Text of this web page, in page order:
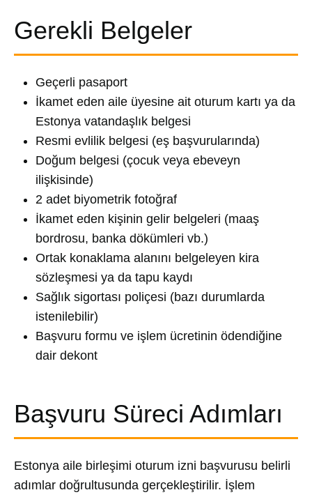
Gerekli Belgeler
Geçerli pasaport
İkamet eden aile üyesine ait oturum kartı ya da
Estonya vatandaşlık belgesi
Resmi evlilik belgesi (eş başvurularında)
Doğum belgesi (çocuk veya ebeveyn
ilişkisinde)
2 adet biyometrik fotoğraf
İkamet eden kişinin gelir belgeleri (maaş
bordrosu, banka dökümleri vb.)
Ortak konaklama alanını belgeleyen kira
sözleşmesi ya da tapu kaydı
Sağlık sigortası poliçesi (bazı durumlarda
istenilebilir)
Başvuru formu ve işlem ücretinin ödendiğine
dair dekont
Başvuru Süreci Adımları
Estonya aile birleşimi oturum izni başvurusu belirli
adımlar doğrultusunda gerçekleştirilir. İşlem